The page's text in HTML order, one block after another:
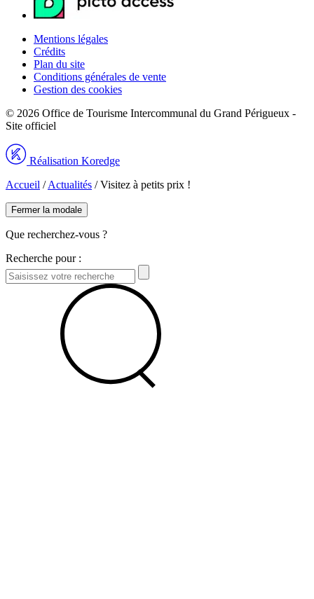
Mentions légales
Crédits
Plan du site
Conditions générales de vente
Gestion des cookies
© 2026 Office de Tourisme Intercommunal du Grand Périgueux -
Site officiel
Réalisation Koredge
Accueil /Actualités /Visitez à petits prix !
Fermer la modale
Que recherchez-vous ?
Recherche pour :